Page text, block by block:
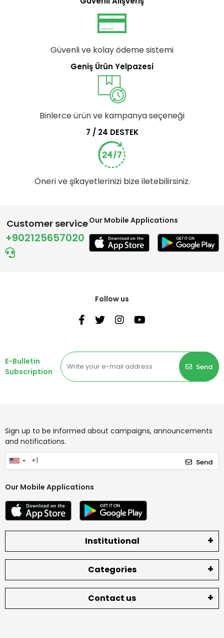
Güvenli ve kolay ödeme sistemi
Geniş Ürün Yelpazesi
Binlerce ürün ve kampanya seçeneği
7 / 24 DESTEK
Öneri ve şikayetlerinizi bize iletebilirsiniz.
Customer service
+902125657020
Our Mobile Applications
Follow us
E-Bulletin
Subscription
Send
Sign up to be informed about campaigns, announcements
and notifications.
Send
Our Mobile Applications
Institutional
Categories
Contact us